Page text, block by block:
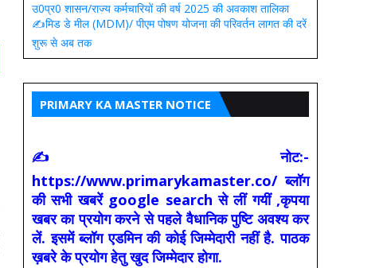
उ0प्र0 शासन/राज्य कर्मचारियों की वर्ष 2025 की अवकाश तालिका
✍️मिड डे मील (MDM)/ पीएम पोषण योजना की परिवर्तन लागत की दरें
शुरू से अब तक
PRIMARY KA MASTER NOTICE
✍ नोट:-
https://www.primarykamaster.co/ ब्लॉग
की सभी खबरें google search से लीं गयीं ,कृपया
खबर का प्रयोग करने से पहले वैधानिक पुष्टि अवश्य कर
लें. इसमें ब्लॉग एडमिन की कोई जिम्मेदारी नहीं है. पाठक
ख़बरे के प्रयोग हेतु खुद जिम्मेदार होगा.